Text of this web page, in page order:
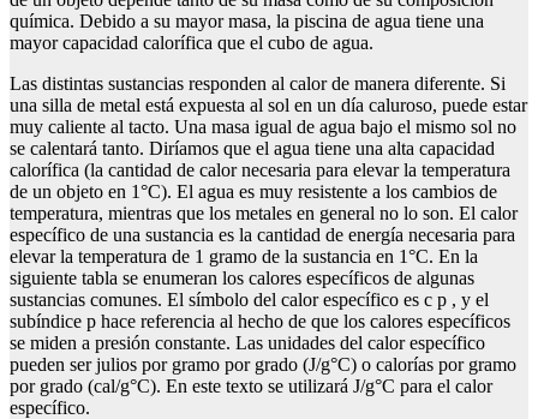
química. Debido a su mayor masa, la piscina de agua tiene una
mayor capacidad calorífica que el cubo de agua.
Las distintas sustancias responden al calor de manera diferente. Si
una silla de metal está expuesta al sol en un día caluroso, puede estar
muy caliente al tacto. Una masa igual de agua bajo el mismo sol no
se calentará tanto. Diríamos que el agua tiene una alta capacidad
calorífica (la cantidad de calor necesaria para elevar la temperatura
de un objeto en 1°C). El agua es muy resistente a los cambios de
temperatura, mientras que los metales en general no lo son. El calor
específico de una sustancia es la cantidad de energía necesaria para
elevar la temperatura de 1 gramo de la sustancia en 1°C. En la
siguiente tabla se enumeran los calores específicos de algunas
sustancias comunes. El símbolo del calor específico es c p , y el
subíndice p hace referencia al hecho de que los calores específicos
se miden a presión constante. Las unidades del calor específico
pueden ser julios por gramo por grado (J/g°C) o calorías por gramo
por grado (cal/g°C). En este texto se utilizará J/g°C para el calor
específico.